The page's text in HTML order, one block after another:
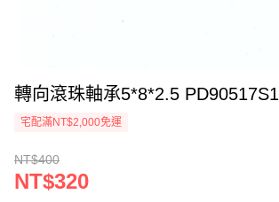
轉向滾珠軸承5*8*2.5 PD90517S1
宅配滿NT$2,000免運
NT$400
NT$320